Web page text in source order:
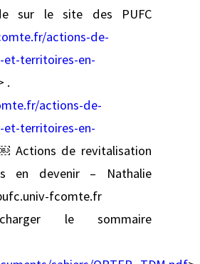
sur le site des PUFC
actions-de-
et-territoires-en-
.
actions-de-
et-territoires-en-
Actions de revitalisation
en devenir – Nathalie
fcomte.fr
le sommaire